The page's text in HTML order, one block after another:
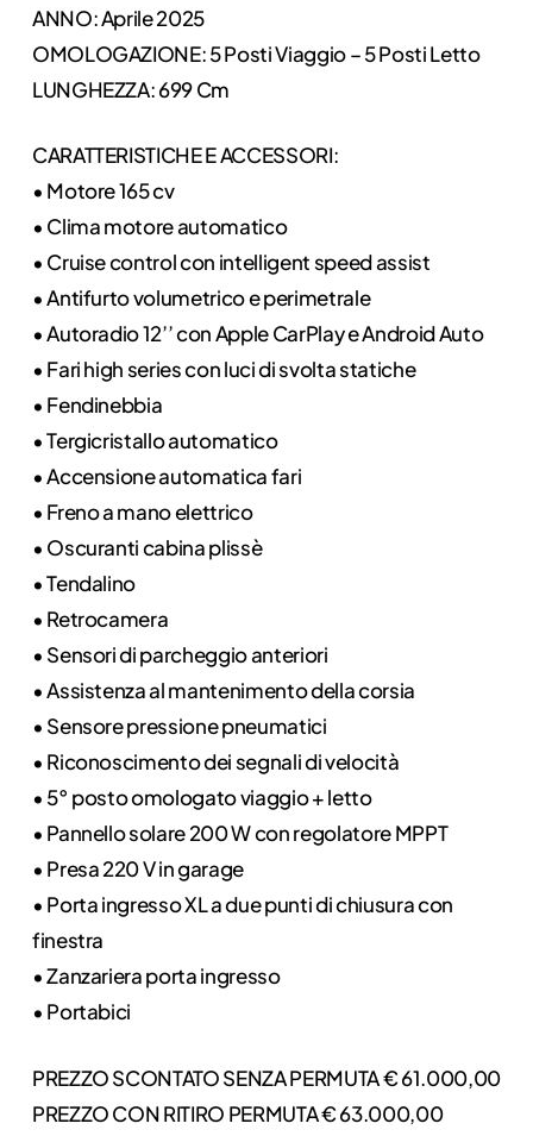
ANNO: Aprile 2025
OMOLOGAZIONE: 5 Posti Viaggio – 5 Posti Letto
LUNGHEZZA: 699 Cm
CARATTERISTICHE E ACCESSORI:
• Motore 165 cv
• Clima motore automatico
• Cruise control con intelligent speed assist
• Antifurto volumetrico e perimetrale
• Autoradio 12’’ con Apple CarPlay e Android Auto
• Fari high series con luci di svolta statiche
• Fendinebbia
• Tergicristallo automatico
• Accensione automatica fari
• Freno a mano elettrico
• Oscuranti cabina plissè
• Tendalino
• Retrocamera
• Sensori di parcheggio anteriori
• Assistenza al mantenimento della corsia
• Sensore pressione pneumatici
• Riconoscimento dei segnali di velocità
• 5° posto omologato viaggio + letto
• Pannello solare 200 W con regolatore MPPT
• Presa 220 V in garage
• Porta ingresso XL a due punti di chiusura con
finestra
• Zanzariera porta ingresso
• Portabici
PREZZO SCONTATO SENZA PERMUTA € 61.000,00
PREZZO CON RITIRO PERMUTA € 63.000,00